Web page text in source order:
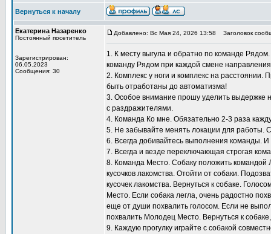
Вернуться к началу
Екатерина Назаренко
Постоянный посетитель
Зарегистрирован:
06.05.2023
Сообщения: 30
Добавлено: Вс Мая 24, 2026 13:58 Заголовок
1. К месту выгула и обратно по команде
команду Рядом при каждой смене
2. Комплекс у ноги и комплекс на
быть отработаны до автоматизма!
3. Особое внимание прошу уделить выдержке
с раздражителями.
4. Команда Ко мне. Обязательно 2-3 раза
5. Не забывайте менять локации для работы.
6. Всегда добивайтесь выполнения команды.
7. Всегда и везде переключающая строгая
8. Команда Место. Собаку положить
кусочков лакомства. Отойти от собаки.
кусочек лакомства. Вернуться к собаке.
Место. Если собака легла, очень радостно
еще от души похвалить голосом. Если не
похвалить Молодец Место. Вернуться к
9. Каждую прогулку играйте с собакой